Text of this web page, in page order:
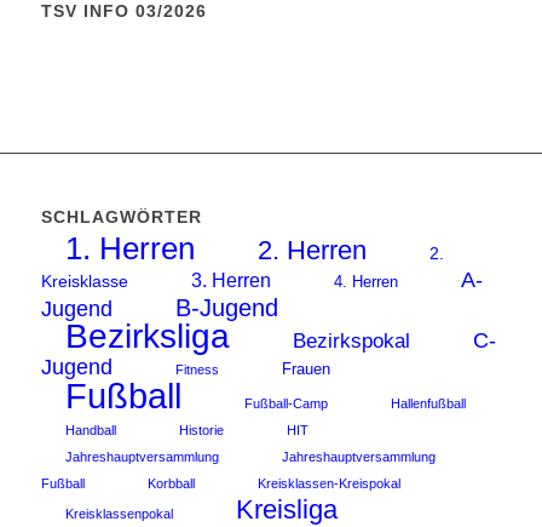
TSV INFO 03/2026
SCHLAGWÖRTER
1. Herren 2. Herren
2.
Kreisklasse
3. Herren 4. Herren
A-
Jugend
B-Jugend
Bezirksliga Bezirkspokal
C-
Jugend
Fitness Frauen
Fußball Fußball-Camp
Hallenfußball
Handball
Historie
HIT
Jahreshauptversammlung
Jahreshauptversammlung
Fußball
Korbball Kreisklassen-Kreispokal
Kreisklassenpokal Kreisliga